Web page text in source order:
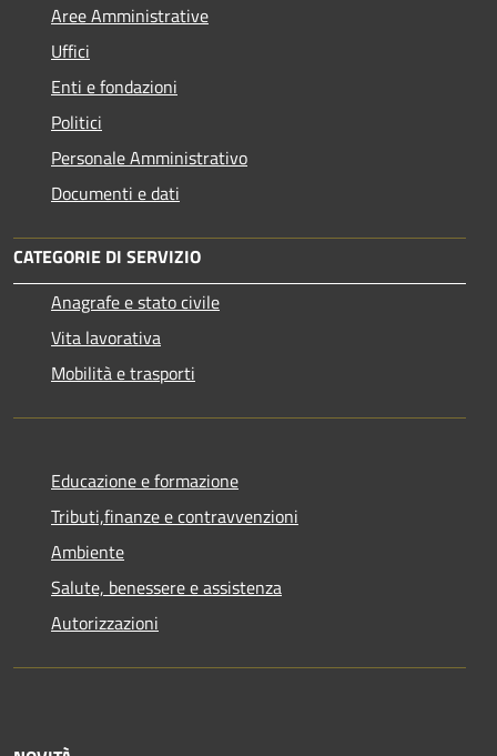
Aree Amministrative
Uffici
Enti e fondazioni
Politici
Personale Amministrativo
Documenti e dati
CATEGORIE DI SERVIZIO
Anagrafe e stato civile
Vita lavorativa
Mobilità e trasporti
Educazione e formazione
Tributi,finanze e contravvenzioni
Ambiente
Salute, benessere e assistenza
Autorizzazioni